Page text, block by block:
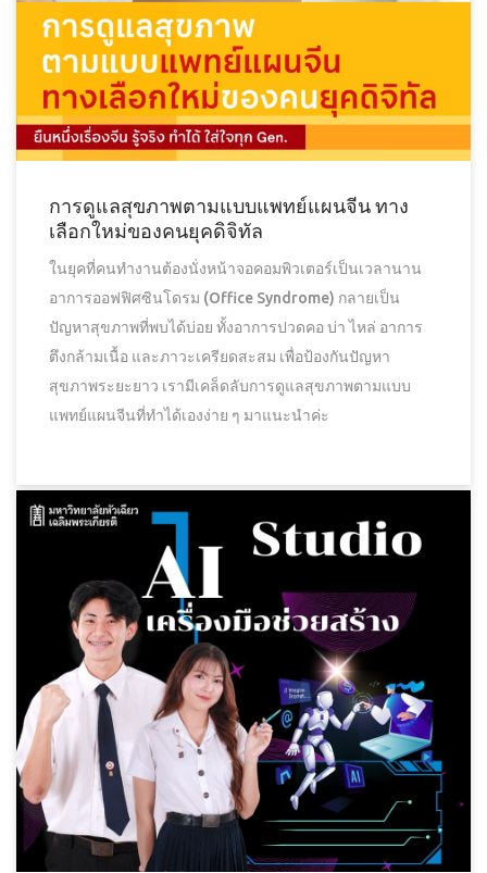
การดูแลสุขภาพตามแบบแพทย์แผนจีน ทาง
เลือกใหม่ของคนยุคดิจิทัล
ในยุคที่คนทำงานต้องนั่งหน้าจอคอมพิวเตอร์เป็นเวลานาน
อาการออฟฟิศซินโดรม (Office Syndrome) กลายเป็น
ปัญหาสุขภาพที่พบได้บ่อย ทั้งอาการปวดคอ บ่า ไหล่ อาการ
ตึงกล้ามเนื้อ และภาวะเครียดสะสม เพื่อป้องกันปัญหา
สุขภาพระยะยาว เรามีเคล็ดลับการดูแลสุขภาพตามแบบ
แพทย์แผนจีนที่ทำได้เองง่าย ๆ มาแนะนำค่ะ